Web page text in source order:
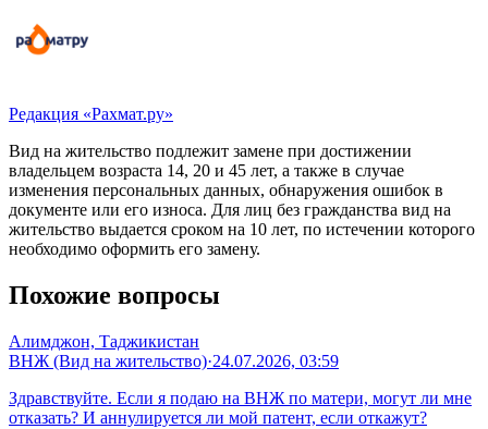
Редакция «Рахмат.ру»
Вид на жительство подлежит замене при достижении
владельцем возраста 14, 20 и 45 лет, а также в случае
изменения персональных данных, обнаружения ошибок в
документе или его износа. Для лиц без гражданства вид на
жительство выдается сроком на 10 лет, по истечении которого
необходимо оформить его замену.
Похожие вопросы
Алимджон, Таджикистан
ВНЖ (Вид на жительство)·24.07.2026, 03:59
Здравствуйте. Если я подаю на ВНЖ по матери, могут ли мне
отказать? И аннулируется ли мой патент, если откажут?